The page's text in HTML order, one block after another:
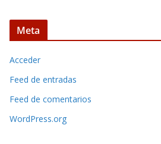
Meta
Acceder
Feed de entradas
Feed de comentarios
WordPress.org